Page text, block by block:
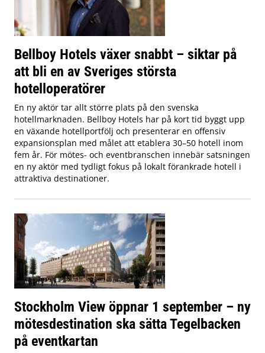
Bellboy Hotels växer snabbt – siktar på
att bli en av Sveriges största
hotelloperatörer
En ny aktör tar allt större plats på den svenska
hotellmarknaden. Bellboy Hotels har på kort tid byggt upp
en växande hotellportfölj och presenterar en offensiv
expansionsplan med målet att etablera 30–50 hotell inom
fem år. För mötes- och eventbranschen innebär satsningen
en ny aktör med tydligt fokus på lokalt förankrade hotell i
attraktiva destinationer.
Stockholm View öppnar 1 september – ny
mötesdestination ska sätta Tegelbacken
på eventkartan